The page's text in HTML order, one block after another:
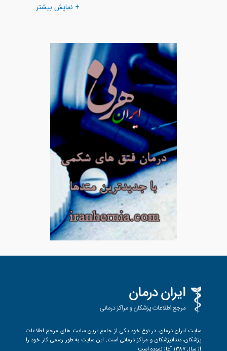
+ نمایش بیشتر
سایت ایران درمان، در نوع خود یکی از جامع ترین سایت های مرجع اطلاعات
پزشکان، دندانپزشکان و مراکز درمانی است. این سایت به طور رسمی کار خود را
از سال 1387 آغاز نموده است.